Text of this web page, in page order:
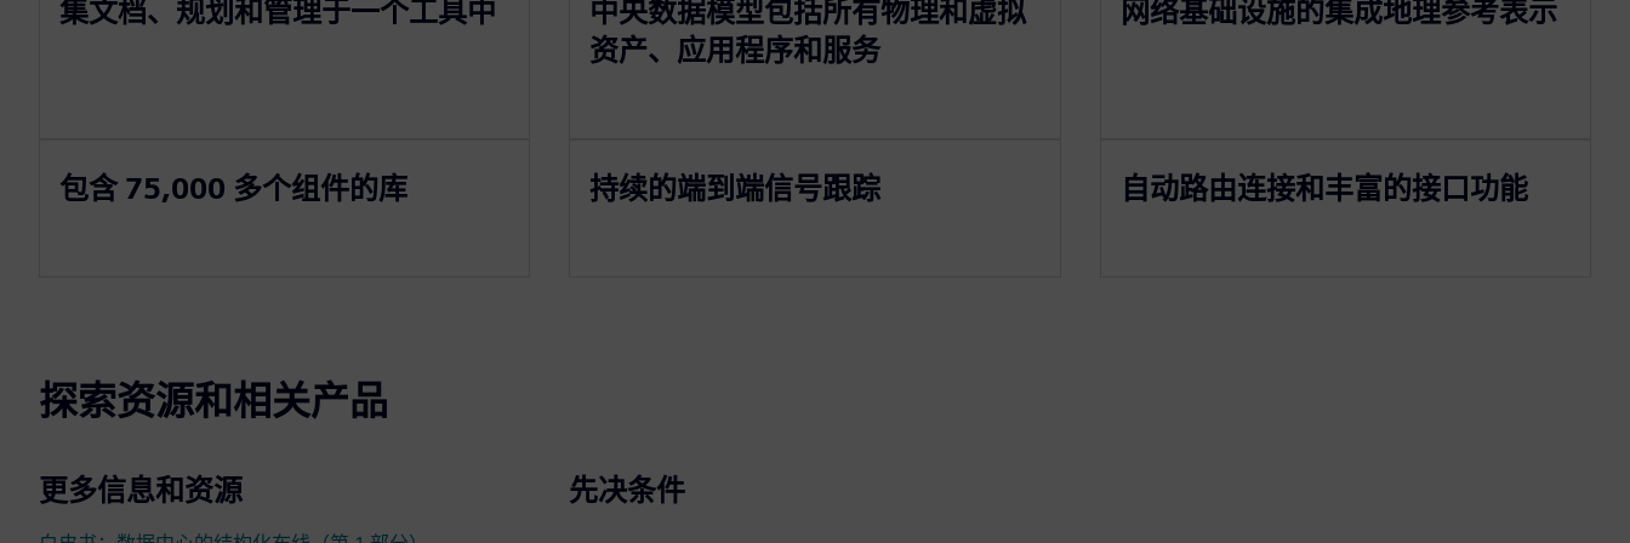
集文档、规划和管理于一个工具中
中央数据模型包括所有物理和虚拟
资产、应用程序和服务
网络基础设施的集成地理参考表示
包含 75,000 多个组件的库 持续的端到端信号跟踪 自动路由连接和丰富的接口功能
探索资源和相关产品
更多信息和资源 先决条件